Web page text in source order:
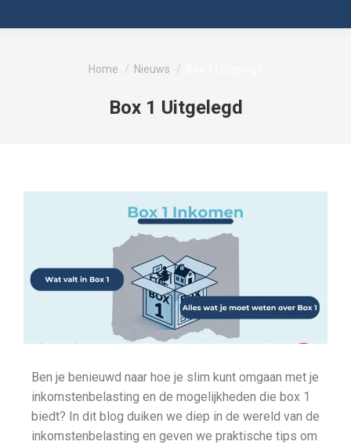
Box 1 Uitgelegd
Je bent hier:
Home Nieuws
Ben je benieuwd naar hoe je slim kunt omgaan met je
inkomstenbelasting en de mogelijkheden die box 1
biedt? In dit blog duiken we diep in de wereld van de
inkomstenbelasting en geven we praktische tips om